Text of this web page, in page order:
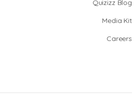
Quizizz Blog
Media Kit
Careers